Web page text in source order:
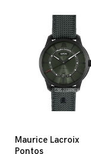
Maurice Lacroix
Pontos